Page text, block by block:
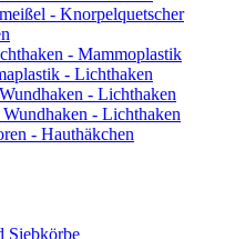
- Knorpelquetscher
- Mammoplastik
- Lichthaken
- Lichthaken
- Lichthaken
- Hauthäkchen
Siebkörbe